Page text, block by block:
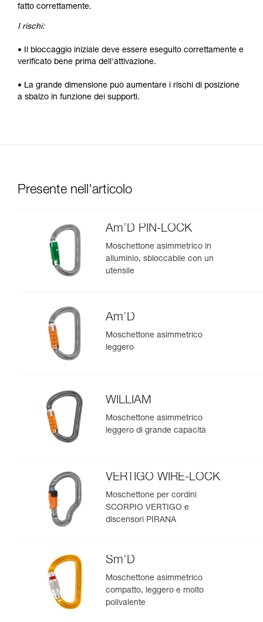
fatto correttamente.
I rischi:
• Il bloccaggio iniziale deve essere eseguito correttamente e
verificato bene prima dell'attivazione.
• La grande dimensione può aumentare i rischi di posizione
a sbalzo in funzione dei supporti.
Presente nell'articolo
Am’D PIN-LOCK
Moschettone asimmetrico in
alluminio, sbloccabile con un
utensile
Am’D
Moschettone asimmetrico
leggero
WILLIAM
Moschettone asimmetrico
leggero di grande capacità
VERTIGO WIRE-LOCK
Moschettone per cordini
SCORPIO VERTIGO e
discensori PIRANA
Sm’D
Moschettone asimmetrico
compatto, leggero e molto
polivalente